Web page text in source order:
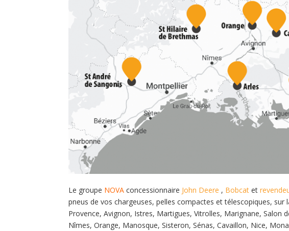
Le groupe NOVAconcessionnaire John Deere , Bobcat et
pneus de vos chargeuses, pelles compactes et télescopiques, sur
Provence, Avignon, Istres, Martigues, Vitrolles, Marignane, Salon
Nîmes, Orange, Manosque, Sisteron, Sénas, Cavaillon, Nice,